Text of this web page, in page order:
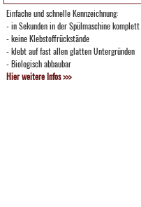
Einfache und schnelle Kennzeichnung:
- in Sekunden in der Spülmaschine
- keine Klebstoffrückstände
- klebt auf fast allen glatten Untergründen
- Biologisch abbaubar
Hier weitere Infos >>>